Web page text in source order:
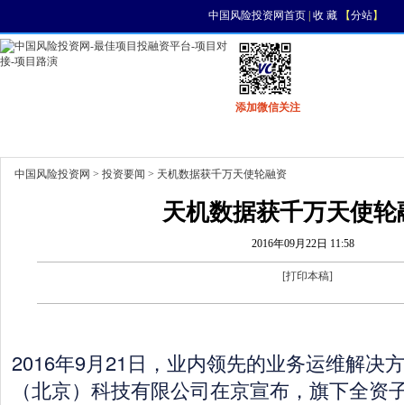
中国风险投资网首页| 收 藏【分站】
添加微信关注
中国风险投资网 > 投资要闻 > 天机数据获千万天使轮融资
天机数据获千万天使轮
2016年09月22日 11:58
[打印本稿]
2016年9月21日，业内领先的业务运维解决
（北京）科技有限公司在京宣布，旗下全资